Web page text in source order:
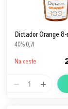
Dictador Orange 8-
40% 0,7l
Na ceste
1